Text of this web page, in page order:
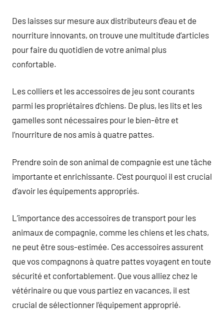
Des laisses sur mesure aux distributeurs d’eau et de
nourriture innovants, on trouve une multitude d’articles
pour faire du quotidien de votre animal plus
confortable.
Les colliers et les accessoires de jeu sont courants
parmi les propriétaires d’chiens. De plus, les lits et les
gamelles sont nécessaires pour le bien-être et
l’nourriture de nos amis à quatre pattes.
Prendre soin de son animal de compagnie est une tâche
importante et enrichissante. C’est pourquoi il est crucial
d’avoir les équipements appropriés.
L’importance des accessoires de transport pour les
animaux de compagnie, comme les chiens et les chats,
ne peut être sous-estimée. Ces accessoires assurent
que vos compagnons à quatre pattes voyagent en toute
sécurité et confortablement. Que vous alliez chez le
vétérinaire ou que vous partiez en vacances, il est
crucial de sélectionner l’équipement approprié.